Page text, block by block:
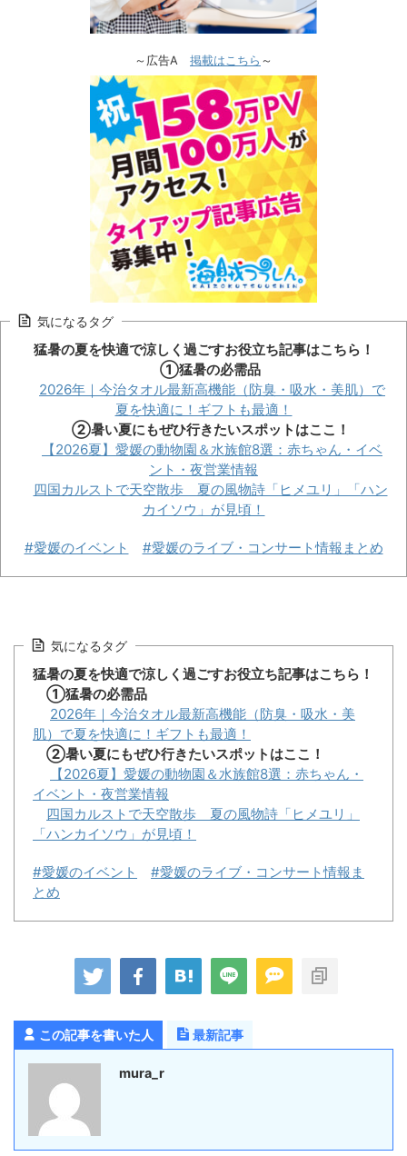
～広告A 掲載はこちら ～
気になるタグ
猛暑の夏を快適で涼しく過ごすお役立ち記事はこちら！
①猛暑の必需品
2026年｜今治タオル最新高機能（防臭・吸水・美肌）で
夏を快適に！ギフトも最適！
②暑い夏にもぜひ行きたいスポットはここ！
【2026夏】愛媛の動物園＆水族館8選：赤ちゃん・イベ
ント・夜営業情報
四国カルストで天空散歩 夏の風物詩「ヒメユリ」「ハン
カイソウ」が見頃！
#愛媛のイベント #愛媛のライブ・コンサート情報まとめ
気になるタグ
猛暑の夏を快適で涼しく過ごすお役立ち記事はこちら！
①猛暑の必需品
2026年｜今治タオル最新高機能（防臭・吸水・美
肌）で夏を快適に！ギフトも最適！
②暑い夏にもぜひ行きたいスポットはここ！
【2026夏】愛媛の動物園＆水族館8選：赤ちゃん・
イベント・夜営業情報
四国カルストで天空散歩 夏の風物詩「ヒメユリ」
「ハンカイソウ」が見頃！
#愛媛のイベント
#愛媛のライブ・コンサート情報ま
とめ
この記事を書いた人 最新記事
mura_r